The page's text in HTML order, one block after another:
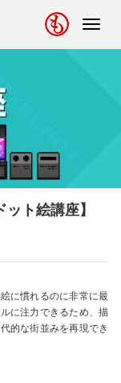
ト絵講座】
に慣れるのに非常に最
に注力できるため、描
的な街並みを再現でき